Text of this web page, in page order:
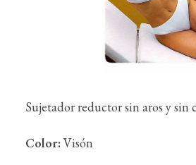
Sujetador reductor sin aros y sin
Color: Visón